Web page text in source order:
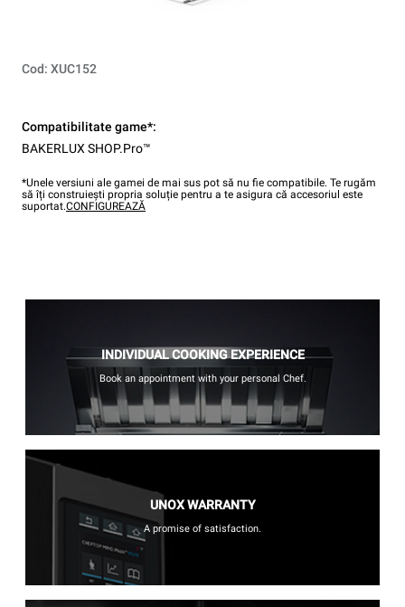
Cod: XUC152
Compatibilitate game*:
BAKERLUX SHOP.Pro™
*Unele versiuni ale gamei de mai sus pot să nu fie compatibile. Te rugăm
să îți construiești propria soluție pentru a te asigura că accesoriul este
suportat.CONFIGUREAZĂ
INDIVIDUAL COOKING EXPERIENCE
Book an appointment with your personal Chef.
UNOX WARRANTY
A promise of satisfaction.